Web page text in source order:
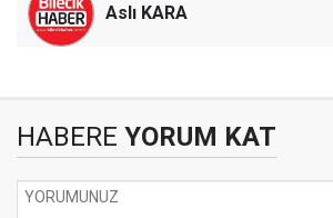
Aslı KARA
HABERE YORUM KAT